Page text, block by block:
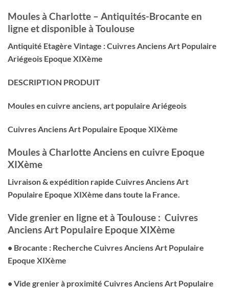
Moules à Charlotte – Antiquités-Brocante en
ligne et disponible à Toulouse
Antiquité Etagère Vintage : Cuivres Anciens Art Populaire
Ariégeois Epoque XIXème
DESCRIPTION PRODUIT
Moules en cuivre anciens, art populaire Ariégeois
Cuivres Anciens Art Populaire Epoque XIXème
Moules à Charlotte Anciens en cuivre Epoque
XIXème
Livraison & expédition rapide Cuivres Anciens Art
Populaire Epoque XIXème dans toute la France.
Vide grenier en ligne et à Toulouse : Cuivres
Anciens Art Populaire Epoque XIXème
• Brocante : Recherche Cuivres Anciens Art Populaire
Epoque XIXème
• Vide grenier à proximité Cuivres Anciens Art Populaire